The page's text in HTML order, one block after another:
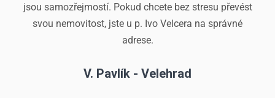
jsou samozřejmostí. Pokud chcete bez stresu převést
svou nemovitost, jste u p. Ivo Velcera na správné
adrese.
V. Pavlík - Velehrad